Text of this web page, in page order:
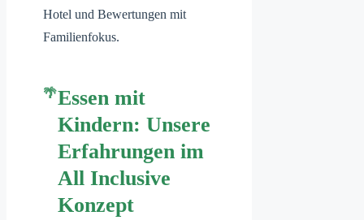
Hotel und Bewertungen mit
Familienfokus.
Essen mit
Kindern: Unsere
Erfahrungen im
All Inclusive
Konzept